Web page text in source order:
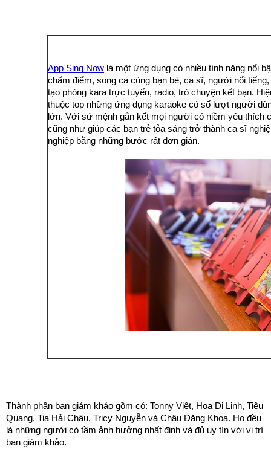
App Sing Now là một ứng dụng có nhiều tính năng nổi
chấm điểm, song ca cùng bạn bè, ca sĩ, người nổi
tạo phòng kara trực tuyến, radio, trò chuyện kết bạn.
thuộc top những ứng dụng karaoke có số lượt người
lớn. Với sứ mệnh gắn kết mọi người có niềm yêu thích
cũng như giúp các bạn trẻ tỏa sáng trở thành ca sĩ
nghiệp bằng những bước rất đơn giản.
Thành phần ban giám khảo gồm có: Tonny Việt, Hoa Di Linh, Tiêu
Quang, Tia Hải Châu, Tricy Nguyễn và Châu Đăng Khoa. Họ đều
là những người có tầm ảnh hưởng nhất định và đủ uy tín với vị trí
ban giám khảo.